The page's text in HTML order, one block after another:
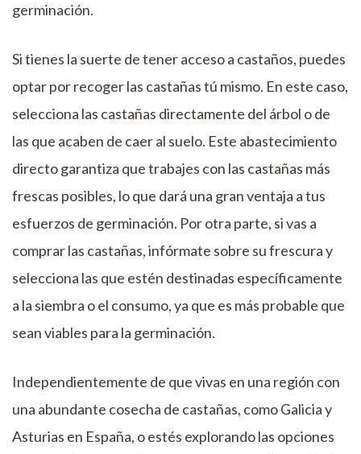
germinación.
Si tienes la suerte de tener acceso a castaños, puedes
optar por recoger las castañas tú mismo. En este caso,
selecciona las castañas directamente del árbol o de
las que acaben de caer al suelo. Este abastecimiento
directo garantiza que trabajes con las castañas más
frescas posibles, lo que dará una gran ventaja a tus
esfuerzos de germinación. Por otra parte, si vas a
comprar las castañas, infórmate sobre su frescura y
selecciona las que estén destinadas específicamente
a la siembra o el consumo, ya que es más probable que
sean viables para la germinación.
Independientemente de que vivas en una región con
una abundante cosecha de castañas, como Galicia y
Asturias en España, o estés explorando las opciones